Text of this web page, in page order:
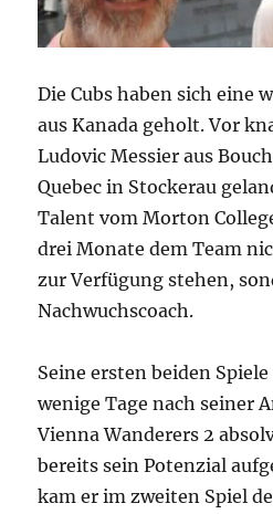
Die Cubs haben sich eine
aus Kanada geholt. Vor
Ludovic Messier aus
Quebec in Stockerau
Talent vom Morton
drei Monate dem Team
zur Verfügung stehen,
Nachwuchscoach.
Seine ersten beiden
wenige Tage nach seiner
Vienna Wanderers 2
bereits sein Potenzial
kam er im zweiten Spiel